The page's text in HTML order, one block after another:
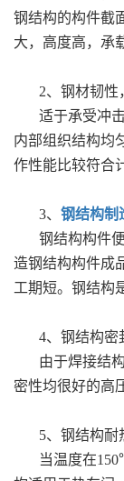
钢结构的构件截
大，高度高，承
2、钢材韧性
适于承受冲
内部组织结构均
作性能比较符合
3、 钢结构制
钢结构构件
造钢结构构件成
工期短。钢结构
4、钢结构密
由于焊接结
密性均很好的高
5、钢结构耐
当温度在